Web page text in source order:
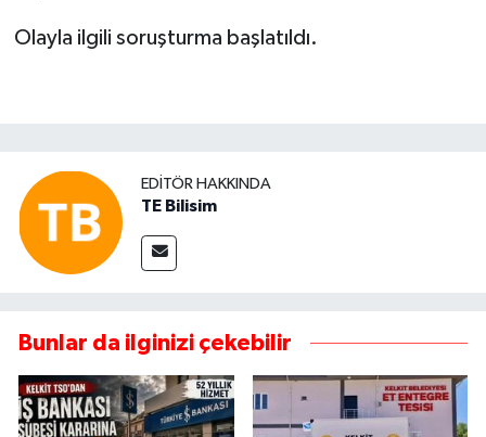
Olayla ilgili soruşturma başlatıldı.
EDITÖR HAKKINDA
TE Bilisim
Bunlar da ilginizi çekebilir